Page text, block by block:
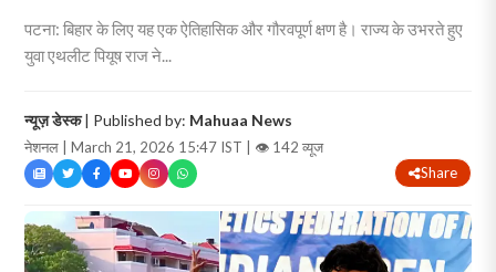
पटना: बिहार के लिए यह एक ऐतिहासिक और गौरवपूर्ण क्षण है। राज्य के उभरते हुए
युवा एथलीट पियूष राज ने...
न्यूज़ डेस्क| Published by: Mahuaa News
नेशनल | March 21, 2026 15:47 IST | 👁 142 व्यूज
Share